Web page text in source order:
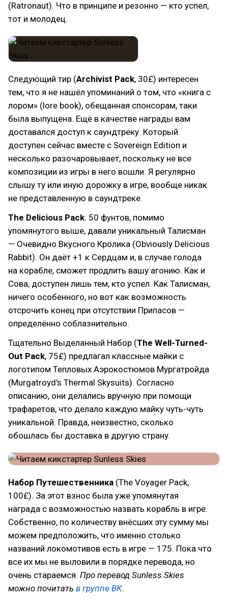
(Ratronaut). Что в принципе и резонно — кто успел,
тот и молодец.
Следующий тир (Archivist Pack, 30£) интересен
тем, что я не нашёл упоминаний о том, что «книга с
лором» (lore book), обещанная спонсорам, таки
была выпущена. Ещё в качестве награды вам
доставался доступ к саундтреку. Который
доступен сейчас вместе с Sovereign Edition и
несколько разочаровывает, поскольку не все
композиции из игры в него вошли. Я регулярно
слышу ту или иную дорожку в игре, вообще никак
не представленную в саундтреке.
The Delicious Pack. 50 фунтов, помимо
упомянутого выше, давали уникальный Талисман
— Очевидно Вкусного Кролика (Obviously Delicious
Rabbit). Он даёт +1 к Сердцам и, в случае голода
на корабле, сможет продлить вашу агонию. Как и
Сова, доступен лишь тем, кто успел. Как Талисман,
ничего особенного, но вот как возможность
отсрочить конец при отсутствии Припасов —
определённо соблазнительно.
Тщательно Выделанный Набор (The Well-Turned-
Out Pack, 75£) предлагал классные майки с
логотипом Тепловых Аэрокостюмов Мургатройда
(Murgatroyd's Thermal Skysuits). Согласно
описанию, они делались вручную при помощи
трафаретов, что делало каждую майку чуть-чуть
уникальной. Правда, неизвестно, сколько
обошлась бы доставка в другую страну.
Набор Путешественника (The Voyager Pack,
100£). За этот взнос была уже упомянутая
награда с возможностью назвать корабль в игре.
Собственно, по количеству внёсших эту сумму мы
можем предположить, что именно столько
названий локомотивов есть в игре — 175. Пока что
все их мы не выловили в порядке перевода, но
очень стараемся. Про перевод Sunless Skies
можно почитать в группе ВК.